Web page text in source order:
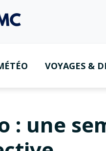
VOYAGES &
: une